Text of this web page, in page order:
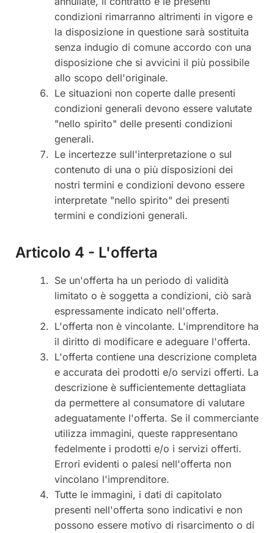
condizioni rimarranno altrimenti in vigore e
la disposizione in questione sarà sostituita
senza indugio di comune accordo con una
disposizione che si avvicini il più possibile
allo scopo dell'originale.
Le situazioni non coperte dalle presenti
condizioni generali devono essere valutate
"nello spirito" delle presenti condizioni
generali.
Le incertezze sull'interpretazione o sul
contenuto di una o più disposizioni dei
nostri termini e condizioni devono essere
interpretate "nello spirito" dei presenti
termini e condizioni generali.
Articolo 4 - L'offerta
Se un'offerta ha un periodo di validità
limitato o è soggetta a condizioni, ciò sarà
espressamente indicato nell'offerta.
L'offerta non è vincolante. L'imprenditore ha
il diritto di modificare e adeguare l'offerta.
L'offerta contiene una descrizione completa
e accurata dei prodotti e/o servizi offerti. La
descrizione è sufficientemente dettagliata
da permettere al consumatore di valutare
adeguatamente l'offerta. Se il commerciante
utilizza immagini, queste rappresentano
fedelmente i prodotti e/o i servizi offerti.
Errori evidenti o palesi nell'offerta non
vincolano l'imprenditore.
Tutte le immagini, i dati di capitolato
presenti nell'offerta sono indicativi e non
possono essere motivo di risarcimento o di